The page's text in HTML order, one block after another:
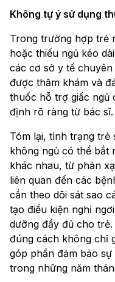
Không tự ý sử dụng
Trong trường hợp trẻ
hoặc thiếu ngủ kéo
các cơ sở y tế
được thăm khám và
thuốc hỗ trợ giấc ngủ
định rõ ràng từ bác sĩ.
Tóm lại, tình trạng trẻ
không ngủ có thể bắt
khác nhau, từ phản
liên quan đến các
cần theo dõi sát sao
tạo điều kiện nghỉ
dưỡng đầy đủ cho
đúng cách không chỉ
góp phần đảm bảo
trong những năm